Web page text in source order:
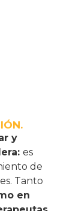
y
es
de
Tanto
en